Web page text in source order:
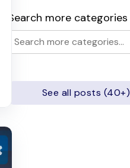
Search more categories
See all posts (40+)